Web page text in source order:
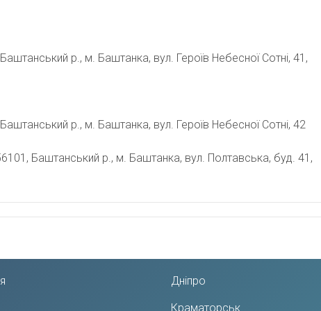
р., м. Баштанка, вул. Героїв Небесної Сотні, 41,
р., м. Баштанка, вул. Героїв Небесної Сотні, 42
Баштанський р., м. Баштанка, вул. Полтавська, буд. 41,
Дніпро
Краматорськ